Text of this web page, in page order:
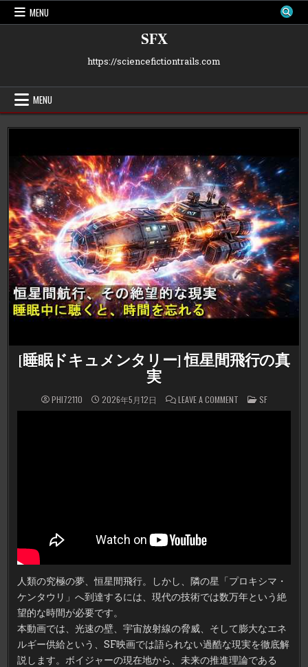
Skip
MENU
SFX
https://sciencefictiontrails.com
MENU
[睡眠ドキュメンタリー] 恒星間飛行の真
実
PHI72110 2026年5月12日 LEAVE A COMMENTON
[睡
POSTED
IN
SF
人類の究極の夢、恒星間飛行。しかし、隣の星「プロキシマ・
ケンタウリ」へ到達するには、現代の技術では数万年という絶
望的な時間が必要です。
本動画では、光速の壁、宇宙放射線の脅威、そして膨大なエネ
ルギー供給という、SF映画では語られない過酷な現実を徹底解
説します。ボイジャーの現在地から、未来の推進理論である